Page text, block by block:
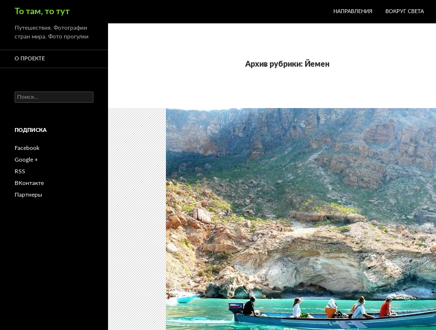
То там, то тут
НАПРАВЛЕНИЯ
ВОКРУГ СВЕТА
Архив рубрики: Йемен
Путешествия. Фотографии
стран мира. Фото прогулки
О ПРОЕКТЕ
Найти:
ПОДПИСКА
Facebook
Google +
RSS
ВКонтакте
Партнеры